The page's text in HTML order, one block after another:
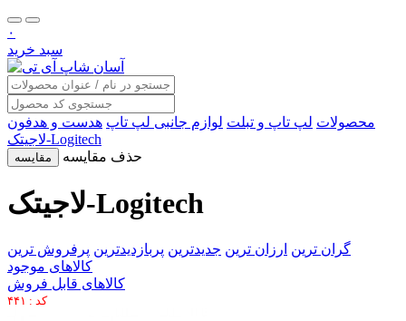
۰
سبد خرید
محصولات لپ تاپ و تبلت لوازم جانبی لپ تاپ هدست و هدفون
لاجیتک-Logitech
مقایسه حذف مقایسه
لاجیتک-Logitech
گران ترین ارزان ترین جدیدترین پربازدیدترین پرفروش ترین
کالاهای موجود
کالاهای قابل فروش
کد : ۴۴۱